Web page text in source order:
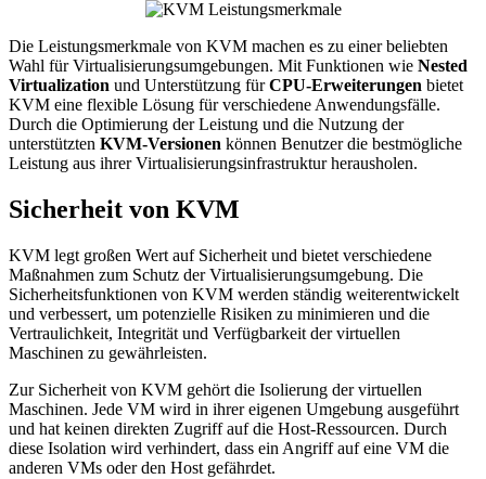
Die Leistungsmerkmale von KVM machen es zu einer beliebten
Wahl für Virtualisierungsumgebungen. Mit Funktionen wie Nested
Virtualization und Unterstützung fürCPU-Erweiterungen bietet
KVM eine flexible Lösung für verschiedene Anwendungsfälle.
Durch die Optimierung der Leistung und die Nutzung der
unterstützten KVM-Versionen können Benutzer die bestmögliche
Leistung aus ihrer Virtualisierungsinfrastruktur herausholen.
Sicherheit von KVM
KVM legt großen Wert auf Sicherheit und bietet verschiedene
Maßnahmen zum Schutz der Virtualisierungsumgebung. Die
Sicherheitsfunktionen von KVM werden ständig weiterentwickelt
und verbessert, um potenzielle Risiken zu minimieren und die
Vertraulichkeit, Integrität und Verfügbarkeit der virtuellen
Maschinen zu gewährleisten.
Zur Sicherheit von KVM gehört die Isolierung der virtuellen
Maschinen. Jede VM wird in ihrer eigenen Umgebung ausgeführt
und hat keinen direkten Zugriff auf die Host-Ressourcen. Durch
diese Isolation wird verhindert, dass ein Angriff auf eine VM die
anderen VMs oder den Host gefährdet.